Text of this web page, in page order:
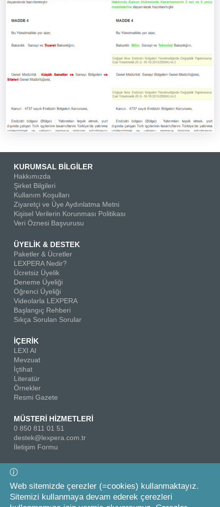
KURUMSAL BİLGİLER
Hakkımızda
Şirket Bilgileri
Kullanım Koşulları
Ziyaretçi ve Üye Aydınlatma Metni
Kişisel Verilerin Korunması Politikası
Veri Öznesi Başvurusu
ÜYELİK & DESTEK
Paketler & Ücretler
LEXPERA Nedir?
Ücretsiz Üyelik
Deneme Üyeliği
Öğrenci Üyeliği
Videolarla LEXPERA
Başlangıç Rehberi
Sıkça Sorulan Sorular
İÇERİK
LEXI AI
Mevzuat
İçtihat
Literatür
Örnekler
Resmi Gazete
MÜSTERİ HİZMETLERİ
0 850 811 01 51
destek@lexpera.com.tr
İletişim Formu
Bizi Takip Edin
Web sitemizde çerezler (=cookies) kullanmaktayız.
Sitemizi kullanmaya devam ederek çerezleri